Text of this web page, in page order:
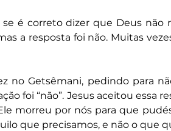
é correto dizer que Deus não
a resposta foi não. Muitas
no Getsêmani, pedindo para
foi “não”. Jesus aceitou essa
morreu por nós para que
que precisamos, e não o que